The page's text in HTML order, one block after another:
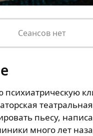
Сеансов нет
пьесу,
много лет